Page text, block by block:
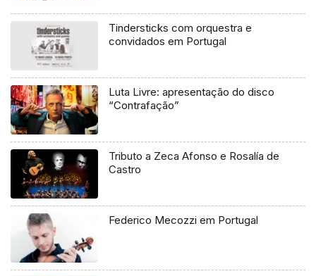
Tindersticks com orquestra e
convidados em Portugal
Luta Livre: apresentação do disco
“Contrafação”
Tributo a Zeca Afonso e Rosalía de
Castro
Federico Mecozzi em Portugal